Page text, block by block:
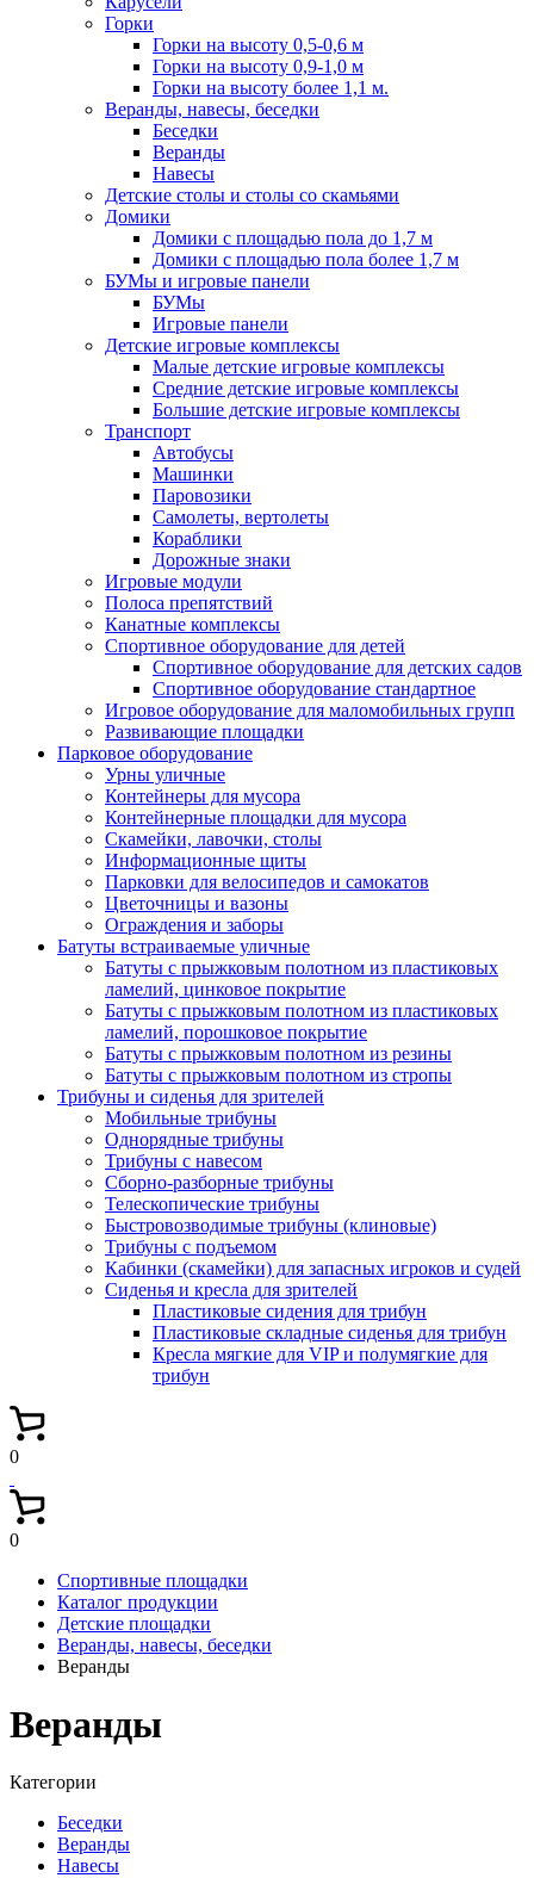
Горки
Горки на высоту 0,5-0,6 м
Горки на высоту 0,9-1,0 м
Горки на высоту более 1,1 м.
Веранды, навесы, беседки
Беседки
Веранды
Навесы
Детские столы и столы со скамьями
Домики
Домики с площадью пола до 1,7 м
Домики с площадью пола более 1,7 м
БУМы и игровые панели
БУМы
Игровые панели
Детские игровые комплексы
Малые детские игровые комплексы
Средние детские игровые комплексы
Большие детские игровые комплексы
Транспорт
Автобусы
Машинки
Паровозики
Самолеты, вертолеты
Кораблики
Дорожные знаки
Игровые модули
Полоса препятствий
Канатные комплексы
Спортивное оборудование для детей
Спортивное оборудование для детских садов
Спортивное оборудование стандартное
Игровое оборудование для маломобильных групп
Развивающие площадки
Парковое оборудование
Урны уличные
Контейнеры для мусора
Контейнерные площадки для мусора
Скамейки, лавочки, столы
Информационные щиты
Парковки для велосипедов и самокатов
Цветочницы и вазоны
Ограждения и заборы
Батуты встраиваемые уличные
Батуты с прыжковым полотном из пластиковых
ламелий, цинковое покрытие
Батуты с прыжковым полотном из пластиковых
ламелий, порошковое покрытие
Батуты с прыжковым полотном из резины
Батуты с прыжковым полотном из стропы
Трибуны и сиденья для зрителей
Мобильные трибуны
Однорядные трибуны
Трибуны с навесом
Сборно-разборные трибуны
Телескопические трибуны
Быстровозводимые трибуны (клиновые)
Трибуны с подъемом
Кабинки (скамейки) для запасных игроков и судей
Сиденья и кресла для зрителей
Пластиковые сидения для трибун
Пластиковые складные сиденья для трибун
Кресла мягкие для VIP и полумягкие для
трибун
0
0
Спортивные площадки
Каталог продукции
Детские площадки
Веранды, навесы, беседки
Веранды
Веранды
Категории
Беседки
Веранды
Навесы